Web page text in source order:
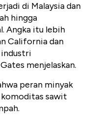
di Malaysia dan
hingga
Angka itu lebih
California dan
industri
menjelaskan.
peran minyak
sawit